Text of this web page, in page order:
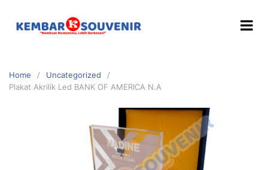
Home
Uncategorized
Plakat Akrilik Led BANK OF AMERICA N.A